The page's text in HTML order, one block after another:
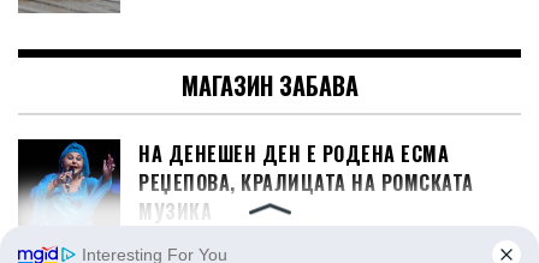
МАГАЗИН ЗАБАВА
НА ДЕНЕШЕН ДЕН Е РОДЕНА ЕСМА
РЕЏЕПОВА, КРАЛИЦАТА НА РОМСКАТА
МУЗИКА